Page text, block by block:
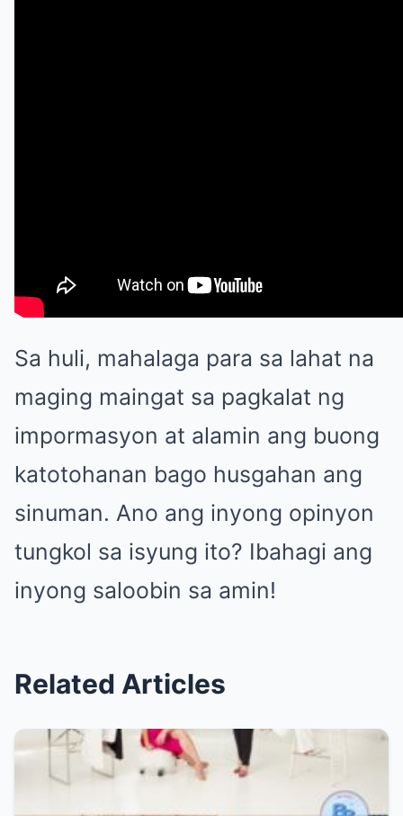
Sa huli, mahalaga para sa lahat na
maging maingat sa pagkalat ng
impormasyon at alamin ang buong
katotohanan bago husgahan ang
sinuman. Ano ang inyong opinyon
tungkol sa isyung ito? Ibahagi ang
inyong saloobin sa amin!
Related Articles